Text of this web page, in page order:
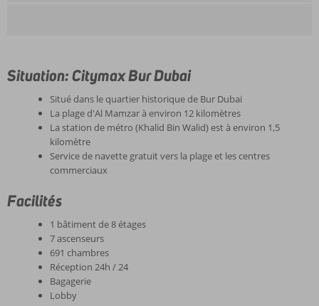
Situation: Citymax Bur Dubai
Situé dans le quartier historique de Bur Dubai
La plage d'Al Mamzar à environ 12 kilomètres
La station de métro (Khalid Bin Walid) est à environ 1,5
kilomètre
Service de navette gratuit vers la plage et les centres
commerciaux
Facilités
1 bâtiment de 8 étages
7 ascenseurs
691 chambres
Réception 24h / 24
Bagagerie
Lobby